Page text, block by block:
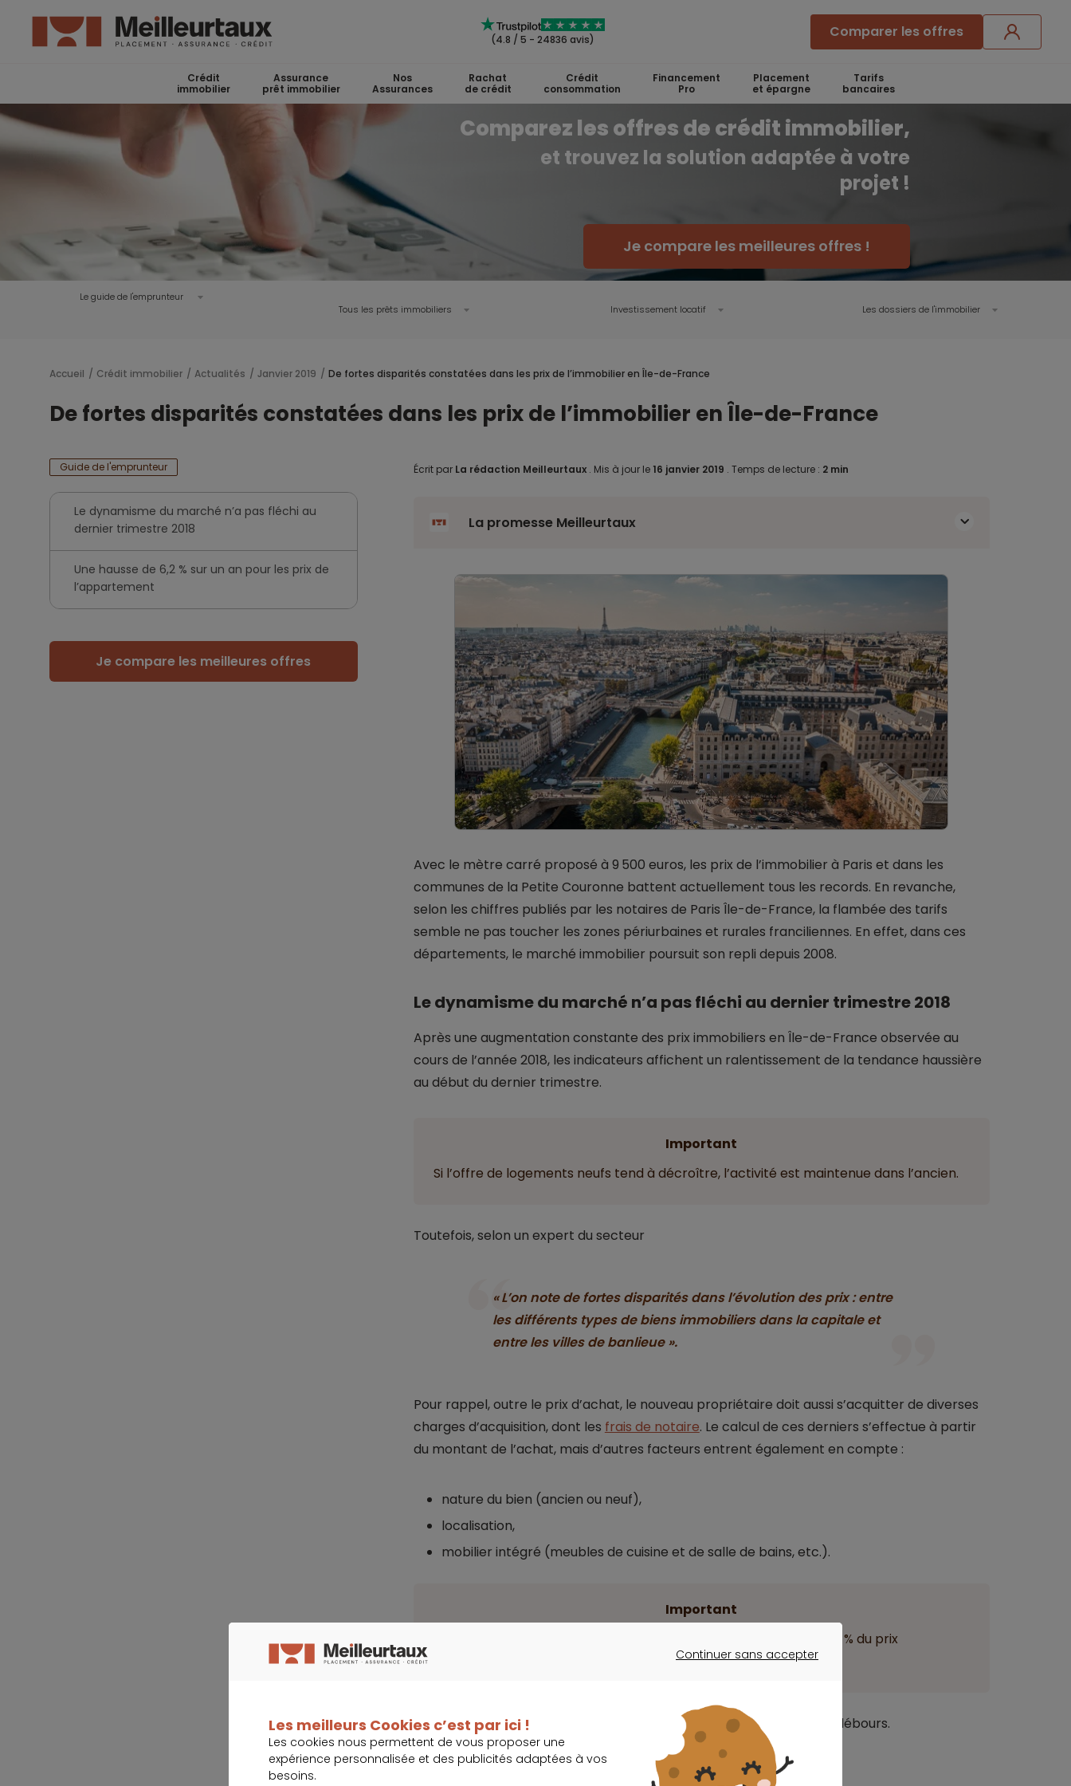
(4.8 / 5 - 24836 avis) Comparer les offres
Crédit
immobilier
Assurance
prêt immobilier
Nos
Assurances
Rachat
de crédit
Crédit
consommation
Financement
Pro
Placement
et épargne
Tarifs
bancaires
Comparez les offres de crédit immobilier,
et trouvez la solution adaptée à votre
projet !
Je compare les meilleures offres !
Le guide de l'emprunteur
Tous les prêts immobiliers
Investissement locatif Les dossiers de l'immobilier
Accueil Crédit immobilier Actualités Janvier 2019 De fortes disparités constatées dans les prix de l’immobilier en Île-de-France
De fortes disparités constatées dans les prix de l’immobilier en Île-de-France
Guide de l'emprunteur
Le dynamisme du marché n’a pas fléchi au
dernier trimestre 2018
Une hausse de 6,2 % sur un an pour les prix de
l’appartement
Je compare les meilleures offres
Écrit par La rédaction Meilleurtaux . Mis à jour le 16 janvier 2019 . Temps de lecture : 2 min
La promesse Meilleurtaux
Avec le mètre carré proposé à 9 500 euros, les prix de l’immobilier à Paris et dans les
communes de la Petite Couronne battent actuellement tous les records. En revanche,
selon les chiffres publiés par les notaires de Paris Île-de-France, la flambée des tarifs
semble ne pas toucher les zones périurbaines et rurales franciliennes. En effet, dans ces
départements, le marché immobilier poursuit son repli depuis 2008.
Le dynamisme du marché n’a pas fléchi au dernier trimestre 2018
Après une augmentation constante des prix immobiliers en Île-de-France observée au
cours de l’année 2018, les indicateurs affichent un ralentissement de la tendance haussière
au début du dernier trimestre.
Important
Si l’offre de logements neufs tend à décroître, l’activité est maintenue dans l’ancien.
Toutefois, selon un expert du secteur
« L’on note de fortes disparités dans l’évolution des prix : entre
les différents types de biens immobiliers dans la capitale et
entre les villes de banlieue ».
Pour rappel, outre le prix d’achat, le nouveau propriétaire doit aussi s’acquitter de diverses
charges d’acquisition, dont les frais de notaire. Le calcul de ces derniers s’effectue à partir
du montant de l’achat, mais d’autres facteurs entrent également en compte :
nature du bien (ancien ou neuf),
localisation,
mobilier intégré (meubles de cuisine et de salle de bains, etc.).
Important
En principe, pour un logement ancien, ils sont estimés à environ 8 % du prix
Ils incluent la rémunération du notaire, les droits de mutation, et les débours.
Continuer sans accepter
Les meilleurs Cookies c’est par ici !
Les cookies nous permettent de vous proposer une
expérience personnalisée et des publicités adaptées à vos
besoins.